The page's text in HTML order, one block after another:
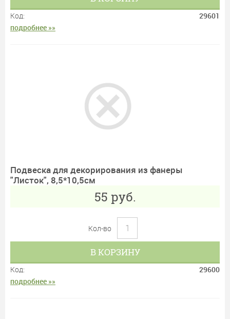
Код:
29601
подробнее »»
Подвеска для декорирования из фанеры
"Листок", 8,5*10,5см
55 руб.
Кол-во
В КОРЗИНУ
Код:
29600
подробнее »»